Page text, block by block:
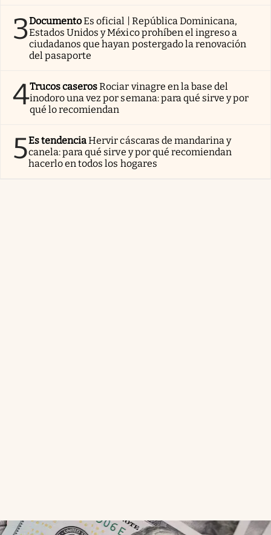
3DocumentoEs oficial | República Dominicana,
Estados Unidos y México prohíben el ingreso a
ciudadanos que hayan postergado la renovación
del pasaporte
4Trucos caserosRociar vinagre en la base del
inodoro una vez por semana: para qué sirve y por
qué lo recomiendan
5Es tendenciaHervir cáscaras de mandarina y
canela: para qué sirve y por qué recomiendan
hacerlo en todos los hogares